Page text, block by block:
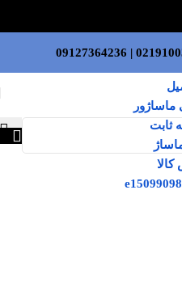
|
09127364236